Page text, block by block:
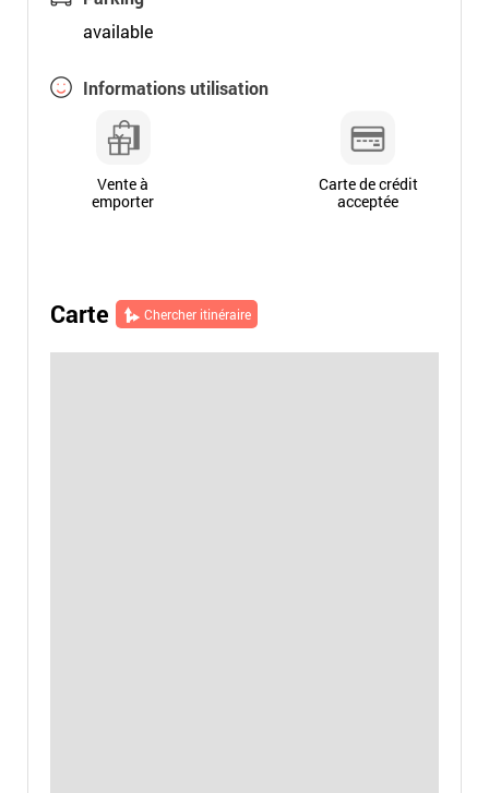
available
Informations utilisation
Vente à
emporter
Carte de crédit
acceptée
Carte Chercher itinéraire